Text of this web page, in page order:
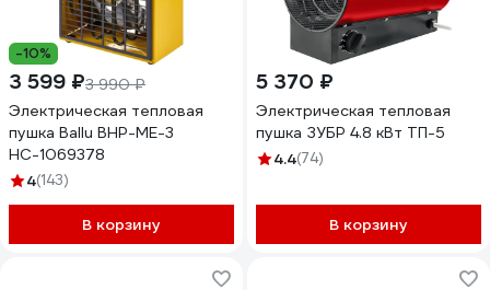
-10%
3 599 ₽3 990 ₽
Электрическая тепловая
пушка Ballu BHP-ME-3
НС-1069378
4(143)
В корзину
5 370 ₽
Электрическая тепловая
пушка ЗУБР 4.8 кВт ТП-5
4.4(74)
В корзину